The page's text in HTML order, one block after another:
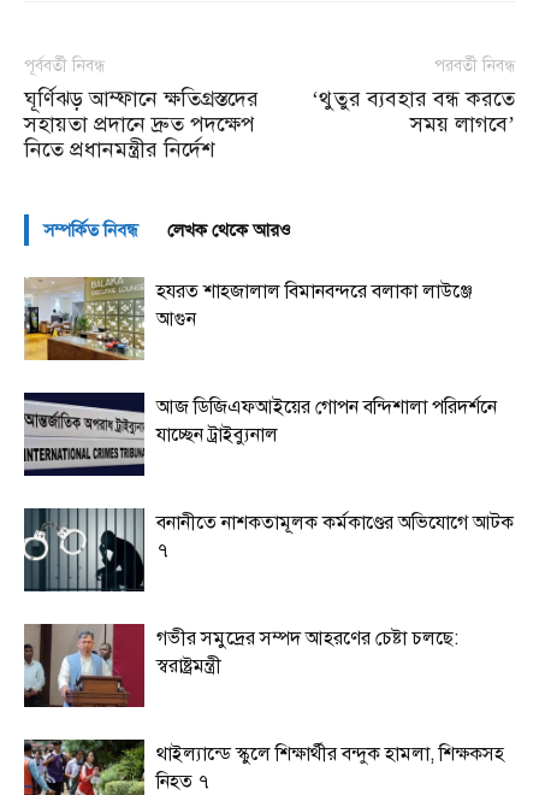
পূর্ববর্তী নিবন্ধ
ঘূর্ণিঝড় আম্ফানে ক্ষতিগ্রস্তদের
সহায়তা প্রদানে দ্রুত পদক্ষেপ
নিতে প্রধানমন্ত্রীর নির্দেশ
পরবর্তী নিবন্ধ
‘থুতুর ব্যবহার বন্ধ করতে
সময় লাগবে’
সম্পর্কিত নিবন্ধ লেখক থেকে আরও
হযরত শাহজালাল বিমানবন্দরে বলাকা লাউঞ্জে
আগুন
আজ ডিজিএফআইয়ের গোপন বন্দিশালা পরিদর্শনে
যাচ্ছেন ট্রাইব্যুনাল
বনানীতে নাশকতামূলক কর্মকাণ্ডের অভিযোগে আটক
৭
গভীর সমুদ্রের সম্পদ আহরণের চেষ্টা চলছে:
স্বরাষ্ট্রমন্ত্রী
থাইল্যান্ডে স্কুলে শিক্ষার্থীর বন্দুক হামলা, শিক্ষকসহ
নিহত ৭